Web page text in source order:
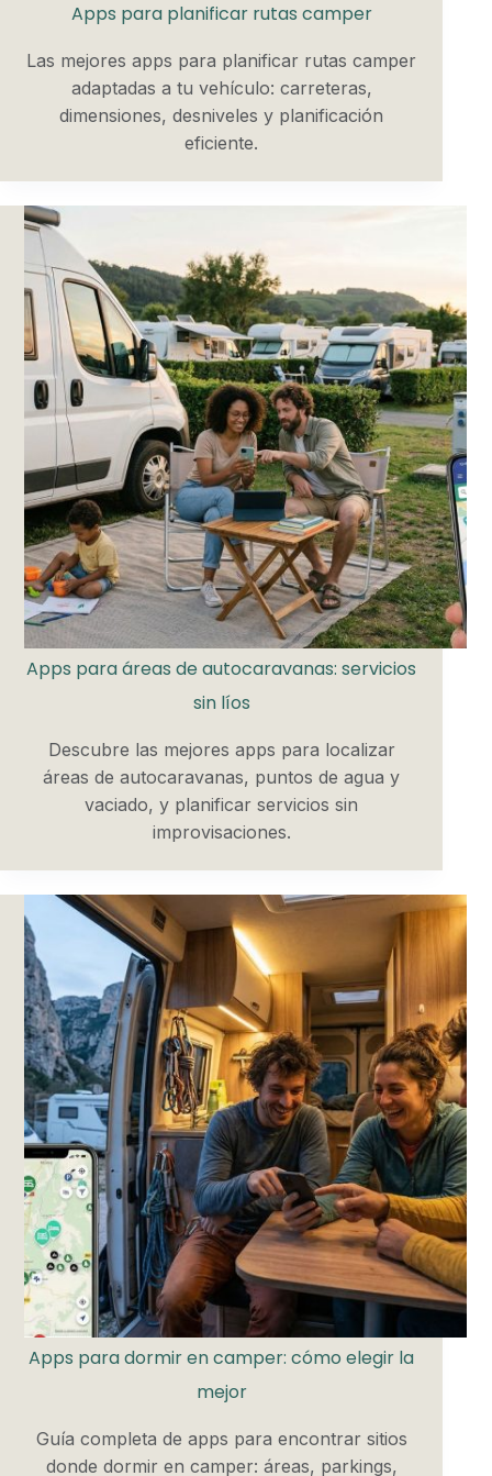
Apps para planificar rutas camper
Las mejores apps para planificar rutas camper
adaptadas a tu vehículo: carreteras,
dimensiones, desniveles y planificación
eficiente.
Apps para áreas de autocaravanas: servicios
sin líos
Descubre las mejores apps para localizar
áreas de autocaravanas, puntos de agua y
vaciado, y planificar servicios sin
improvisaciones.
Apps para dormir en camper: cómo elegir la
mejor
Guía completa de apps para encontrar sitios
donde dormir en camper: áreas, parkings,